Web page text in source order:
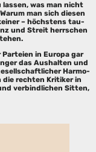
was man nicht
man sich die­sen
– höchs­tens tau­
und Streit herr­schen
in Euro­pa gar
das Aus­hal­ten und
Har­mo­
die rech­ten Kri­ti­ker in
ver­bind­li­chen Sit­ten,